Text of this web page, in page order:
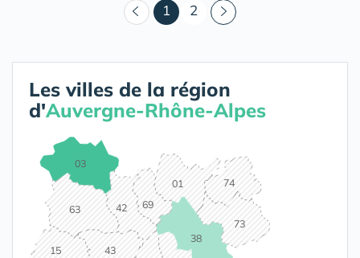
1 (courant)
2
Les villes de la région
d'Auvergne-Rhône-Alpes
01
03
15
38
42
43
63
69
73
74